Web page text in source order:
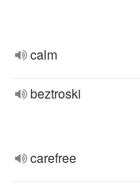
calm
beztroski
carefree